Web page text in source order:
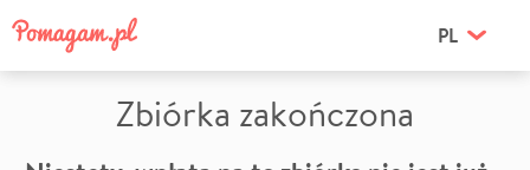
PL
Zbiórka zakończona